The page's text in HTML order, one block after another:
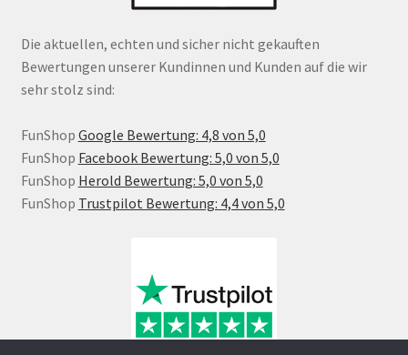
Die aktuellen, echten und sicher nicht gekauften
Bewertungen unserer Kundinnen und Kunden auf die wir
sehr stolz sind:
FunShop Google Bewertung: 4,8 von 5,0
FunShop Facebook Bewertung: 5,0 von 5,0
FunShop Herold Bewertung: 5,0 von 5,0
FunShop Trustpilot Bewertung: 4,4 von 5,0